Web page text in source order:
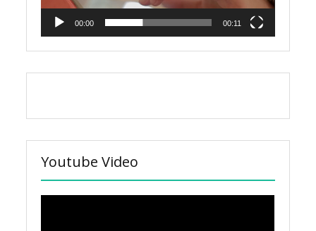
00:00 00:11
Youtube Video